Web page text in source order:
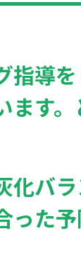
指導
ます
化バラ
った